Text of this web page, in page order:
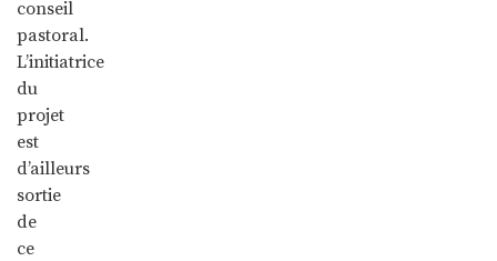
conseil
pastoral.
L’initiatrice
du
projet
est
d’ailleurs
sortie
de
ce